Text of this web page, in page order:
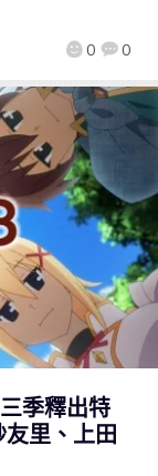
0 0
季釋出特
里、上田